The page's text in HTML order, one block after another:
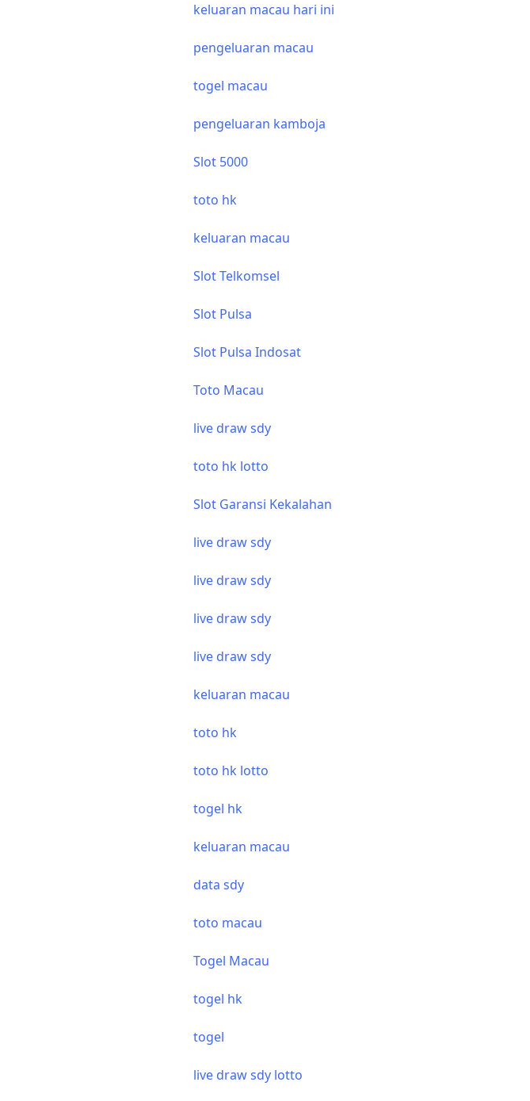
keluaran macau hari ini
pengeluaran macau
togel macau
pengeluaran kamboja
Slot 5000
toto hk
keluaran macau
Slot Telkomsel
Slot Pulsa
Slot Pulsa Indosat
Toto Macau
live draw sdy
toto hk lotto
Slot Garansi Kekalahan
live draw sdy
live draw sdy
live draw sdy
live draw sdy
keluaran macau
toto hk
toto hk lotto
togel hk
keluaran macau
data sdy
toto macau
Togel Macau
togel hk
togel
live draw sdy lotto